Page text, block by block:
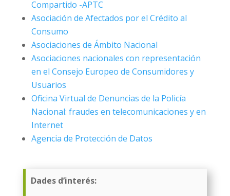
Compartido -APTC
Asociación de Afectados por el Crédito al
Consumo
Asociaciones de Ámbito Nacional
Asociaciones nacionales con representación
en el Consejo Europeo de Consumidores y
Usuarios
Oficina Virtual de Denuncias de la Policía
Nacional: fraudes en telecomunicaciones y en
Internet
Agencia de Protección de Datos
Dades d’interés: